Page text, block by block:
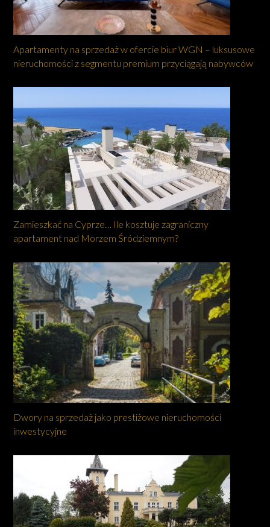
Apartamenty na sprzedaż w ofercie biur WGN – luksusowe
nieruchomości z segmentu premium przyciągają nabywców
Zamieszkać na Cyprze… Ile kosztuje zagraniczny
apartament nad Morzem Śródziemnym?
Dwory na sprzedaż jako prestiżowe nieruchomości
inwestycyjne